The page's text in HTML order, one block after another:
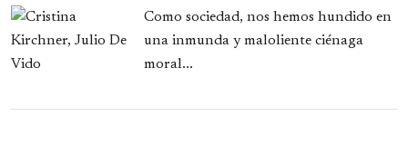
Como sociedad, nos hemos hundido en
una inmunda y maloliente ciénaga
moral...